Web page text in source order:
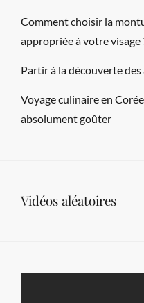
Comment choisir la
appropriée à votre visage
Partir à la découverte
Voyage culinaire en
absolument goûter
Vidéos aléatoires